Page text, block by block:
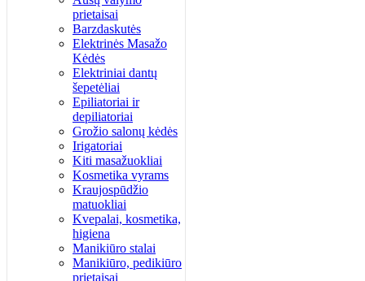
prietaisai
Barzdaskutės
Elektrinės Masažo
Kėdės
Elektriniai dantų
šepetėliai
Epiliatoriai ir
depiliatoriai
Grožio salonų kėdės
Irigatoriai
Kiti masažuokliai
Kosmetika vyrams
Kraujospūdžio
matuokliai
Kvepalai, kosmetika,
higiena
Manikiūro stalai
Manikiūro, pedikiūro
prietaisai